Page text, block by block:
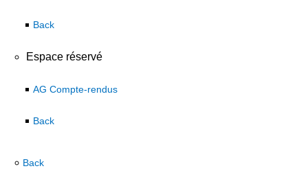
Back
Espace réservé
AG Compte-rendus
Back
Back